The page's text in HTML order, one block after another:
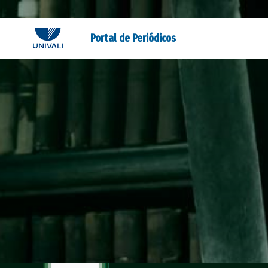
Portal de Periódicos